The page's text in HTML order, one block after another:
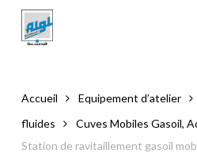
main
Accueil Equipement d’atelier
fluides
Cuves Mobiles Gasoil,
Station de ravitaillement gasoil